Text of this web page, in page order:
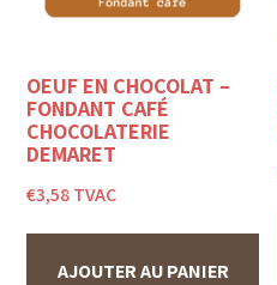
OEUF EN CHOCOLAT –
FONDANT CAFÉ
CHOCOLATERIE
DEMARET
€3,58TVAC
AJOUTER AU PANIER